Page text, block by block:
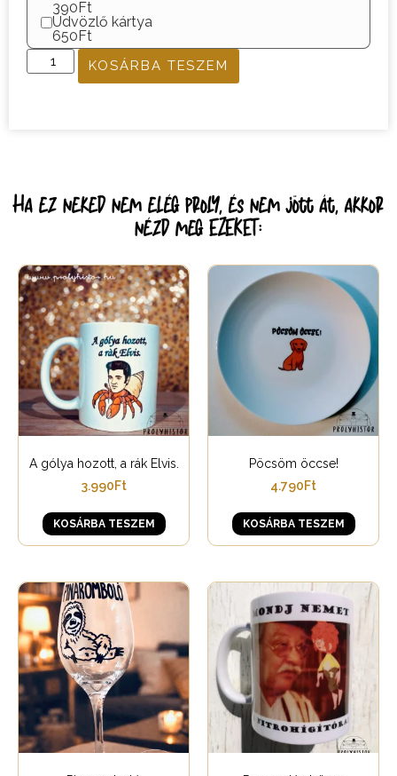
390Ft
Üdvözlő kártya
650Ft
KOSÁRBA TESZEM
Ha ez neked nem elég proly, és nem jött át, akkor
nézd meg EZEKET:
A gólya hozott, a rák Elvis.
3.990Ft
KOSÁRBA TESZEM
Pöcsöm öccse!
4.790Ft
KOSÁRBA TESZEM